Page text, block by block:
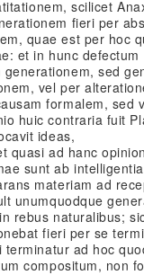
scilicet
fieri per
quae est per hoc
et in hunc
sed
vel per
formalem, sed
huic contraria fuit
ideas,
quasi ad hanc
sunt ab
materiam ad
unumquodque
rebus naturalibus;
fieri per se
ad hoc
compositum, non